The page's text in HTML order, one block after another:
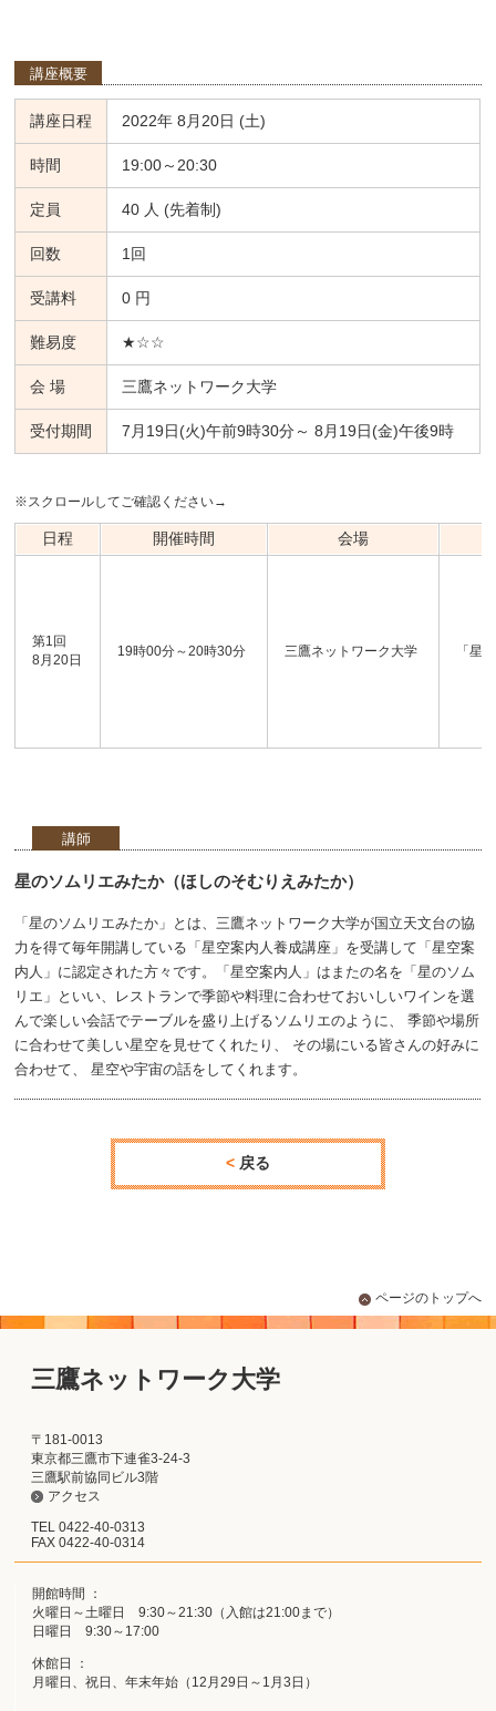
講座概要
講座日程 2022年 8月20日 (土)
時間 19:00～20:30
定員 40 人 (先着制)
回数 1回
受講料 0 円
難易度 ★☆☆
会 場 三鷹ネットワーク大学
受付期間 7月19日(火)午前9時30分～ 8月19日(金)午後9時
※スクロールしてご確認ください→
日程 開催時間 会場
第1回
8月20日
19時00分～20時30分 三鷹ネットワーク大学 「星
講師
星のソムリエみたか（ほしのそむりえみたか）
「星のソムリエみたか」とは、三鷹ネットワーク大学が国立天文台の協
力を得て毎年開講している「星空案内人養成講座」を受講して「星空案
内人」に認定された方々です。「星空案内人」はまたの名を「星のソム
リエ」といい、レストランで季節や料理に合わせておいしいワインを選
んで楽しい会話でテーブルを盛り上げるソムリエのように、 季節や場所
に合わせて美しい星空を見せてくれたり、 その場にいる皆さんの好みに
合わせて、 星空や宇宙の話をしてくれます。
戻る
ページのトップへ
三鷹ネットワーク大学
〒181-0013
東京都三鷹市下連雀3-24-3
三鷹駅前協同ビル3階
アクセス
TEL 0422-40-0313
FAX 0422-40-0314
開館時間 ：
火曜日～土曜日 9:30～21:30（入館は21:00まで）
日曜日 9:30～17:00
休館日 ：
月曜日、祝日、年末年始（12月29日～1月3日）